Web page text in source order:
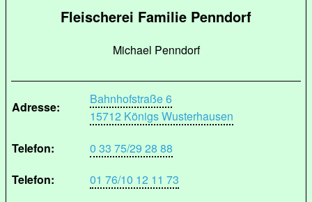
Fleischerei Familie Penndorf
Michael Penndorf
Adresse:
Bahnhofstraße 6
15712 Königs Wusterhausen
Telefon:
0 33 75/29 28 88
Telefon:
01 76/10 12 11 73